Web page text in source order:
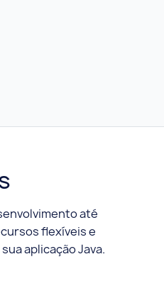
até
flexíveis e
aplicação Java.